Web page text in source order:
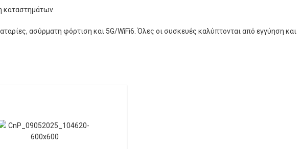
καταστημάτων.
ασύρματη φόρτιση και 5G/WiFi6. Όλες οι συσκευές καλύπτονται από εγγύηση και